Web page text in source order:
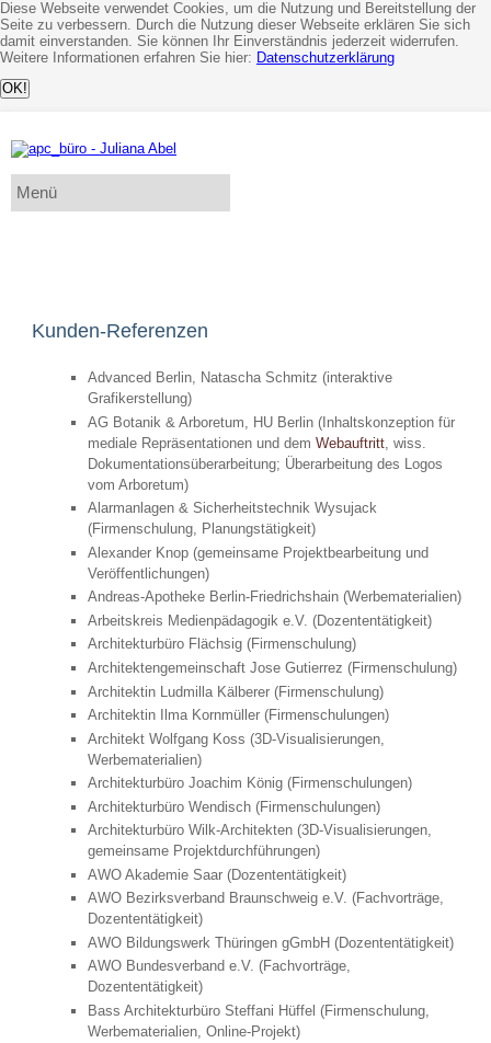
Diese Webseite verwendet Cookies, um die Nutzung und Bereitstellung der
Seite zu verbessern. Durch die Nutzung dieser Webseite erklären Sie sich
damit einverstanden. Sie können Ihr Einverständnis jederzeit widerrufen.
Weitere Informationen erfahren Sie hier: Datenschutzerklärung
Kunden-Referenzen
Advanced Berlin, Natascha Schmitz (interaktive
Grafikerstellung)
AG Botanik & Arboretum, HU Berlin (Inhaltskonzeption für
mediale Repräsentationen und demWebauftritt , wiss.
Dokumentationsüberarbeitung; Überarbeitung des Logos
vom Arboretum)
Alarmanlagen & Sicherheitstechnik Wysujack
(Firmenschulung, Planungstätigkeit)
Alexander Knop (gemeinsame Projektbearbeitung und
Veröffentlichungen)
Andreas-Apotheke Berlin-Friedrichshain (Werbematerialien)
Arbeitskreis Medienpädagogik e.V. (Dozententätigkeit)
Architekturbüro Flächsig (Firmenschulung)
Architektengemeinschaft Jose Gutierrez (Firmenschulung)
Architektin Ludmilla Kälberer (Firmenschulung)
Architektin Ilma Kornmüller (Firmenschulungen)
Architekt Wolfgang Koss (3D-Visualisierungen,
Werbematerialien)
Architekturbüro Joachim König (Firmenschulungen)
Architekturbüro Wendisch (Firmenschulungen)
Architekturbüro Wilk-Architekten (3D-Visualisierungen,
gemeinsame Projektdurchführungen)
AWO Akademie Saar (Dozententätigkeit)
AWO Bezirksverband Braunschweig e.V. (Fachvorträge,
Dozententätigkeit)
AWO Bildungswerk Thüringen gGmbH (Dozententätigkeit)
AWO Bundesverband e.V. (Fachvorträge,
Dozententätigkeit)
Bass Architekturbüro Steffani Hüffel (Firmenschulung,
Werbematerialien, Online-Projekt)